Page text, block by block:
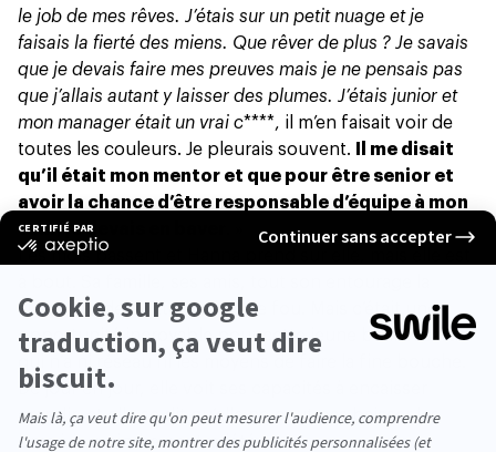
le job de mes rêves. J’étais sur un petit nuage et je
faisais la fierté des miens. Que rêver de plus ? Je savais
que je devais faire mes preuves mais je ne pensais pas
que j’allais autant y laisser des plumes. J’étais junior et
mon manager était un vrai c****, il m’en faisait voir de
toutes les couleurs. Je pleurais souvent.
Il me disait
qu’il était mon mentor et que pour être senior et
avoir la chance d’être responsable d’équipe à mon
tour, je devais en baver
Les mois passent et Hanna prend sur elle, mais elle est
supplient de quitter ce job de fou. Mais c’était une
opportunité incroyable pour cette jeune banlieusarde
qui n’a ni réseau ni les moyens de faire la fine bouche.
De jour en jour, elle voit ses capacités à encaisser
grandir, et elle se dit qu’elle ne peut pas baisser les
bras à la moindre contrariété.